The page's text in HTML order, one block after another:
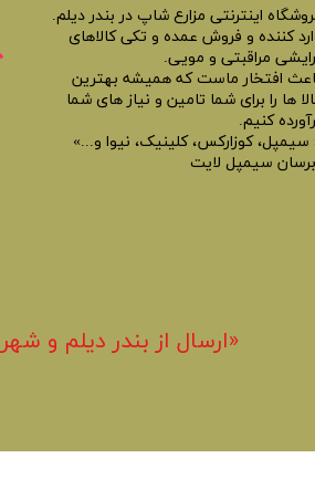
اینترنتی مزارع شاپ در بندر دیلم.
کننده و فروش عمده و تکی کالاهای
مراقبتی و مویی.
افتخار ماست که همیشه بهترین
ها را برای شما تامین و نیاز های شما
کنیم.
سیمپل، کوزارکس، کلینیک، نیوا و...»
سیمپل لایت
«​ارسال از بندر دیلم و شهر بهبهان»